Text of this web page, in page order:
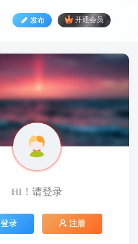
发布 开通会员
HI！请登录
登录 注册
HI！请登录
登录 注册